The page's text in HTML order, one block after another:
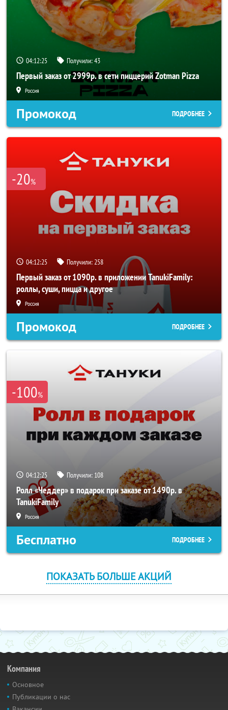
04:12:24 Получили:43
Первый заказ от 2999р. в сети пиццерий Zotman Pizza
Россия
Промокод ПОДРОБНЕЕ
-20%
04:12:24 Получили:258
Первый заказ от 1090р. в приложении TanukiFamily:
роллы, суши, пицца и другое
Россия
Промокод ПОДРОБНЕЕ
-100%
04:12:24 Получили: 108
Ролл «Чеддер» в подарок при заказе от 1490р. в
TanukiFamily
Россия
Бесплатно ПОДРОБНЕЕ
ПОКАЗАТЬ БОЛЬШЕ АКЦИЙ
Компания
Основное
Публикации о нас